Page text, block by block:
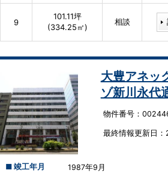
9
101.11坪
(334.25㎡)
相談
大豊アネッ
ゾ新川永代
物件番号：
最終情報更新⽇
■ 竣工年月 1987年9月